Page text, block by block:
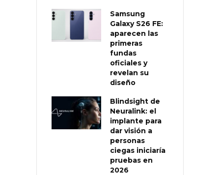
Samsung
Galaxy S26 FE:
aparecen las
primeras
fundas
oficiales y
revelan su
diseño
Blindsight de
Neuralink: el
implante para
dar visión a
personas
ciegas iniciaría
pruebas en
2026